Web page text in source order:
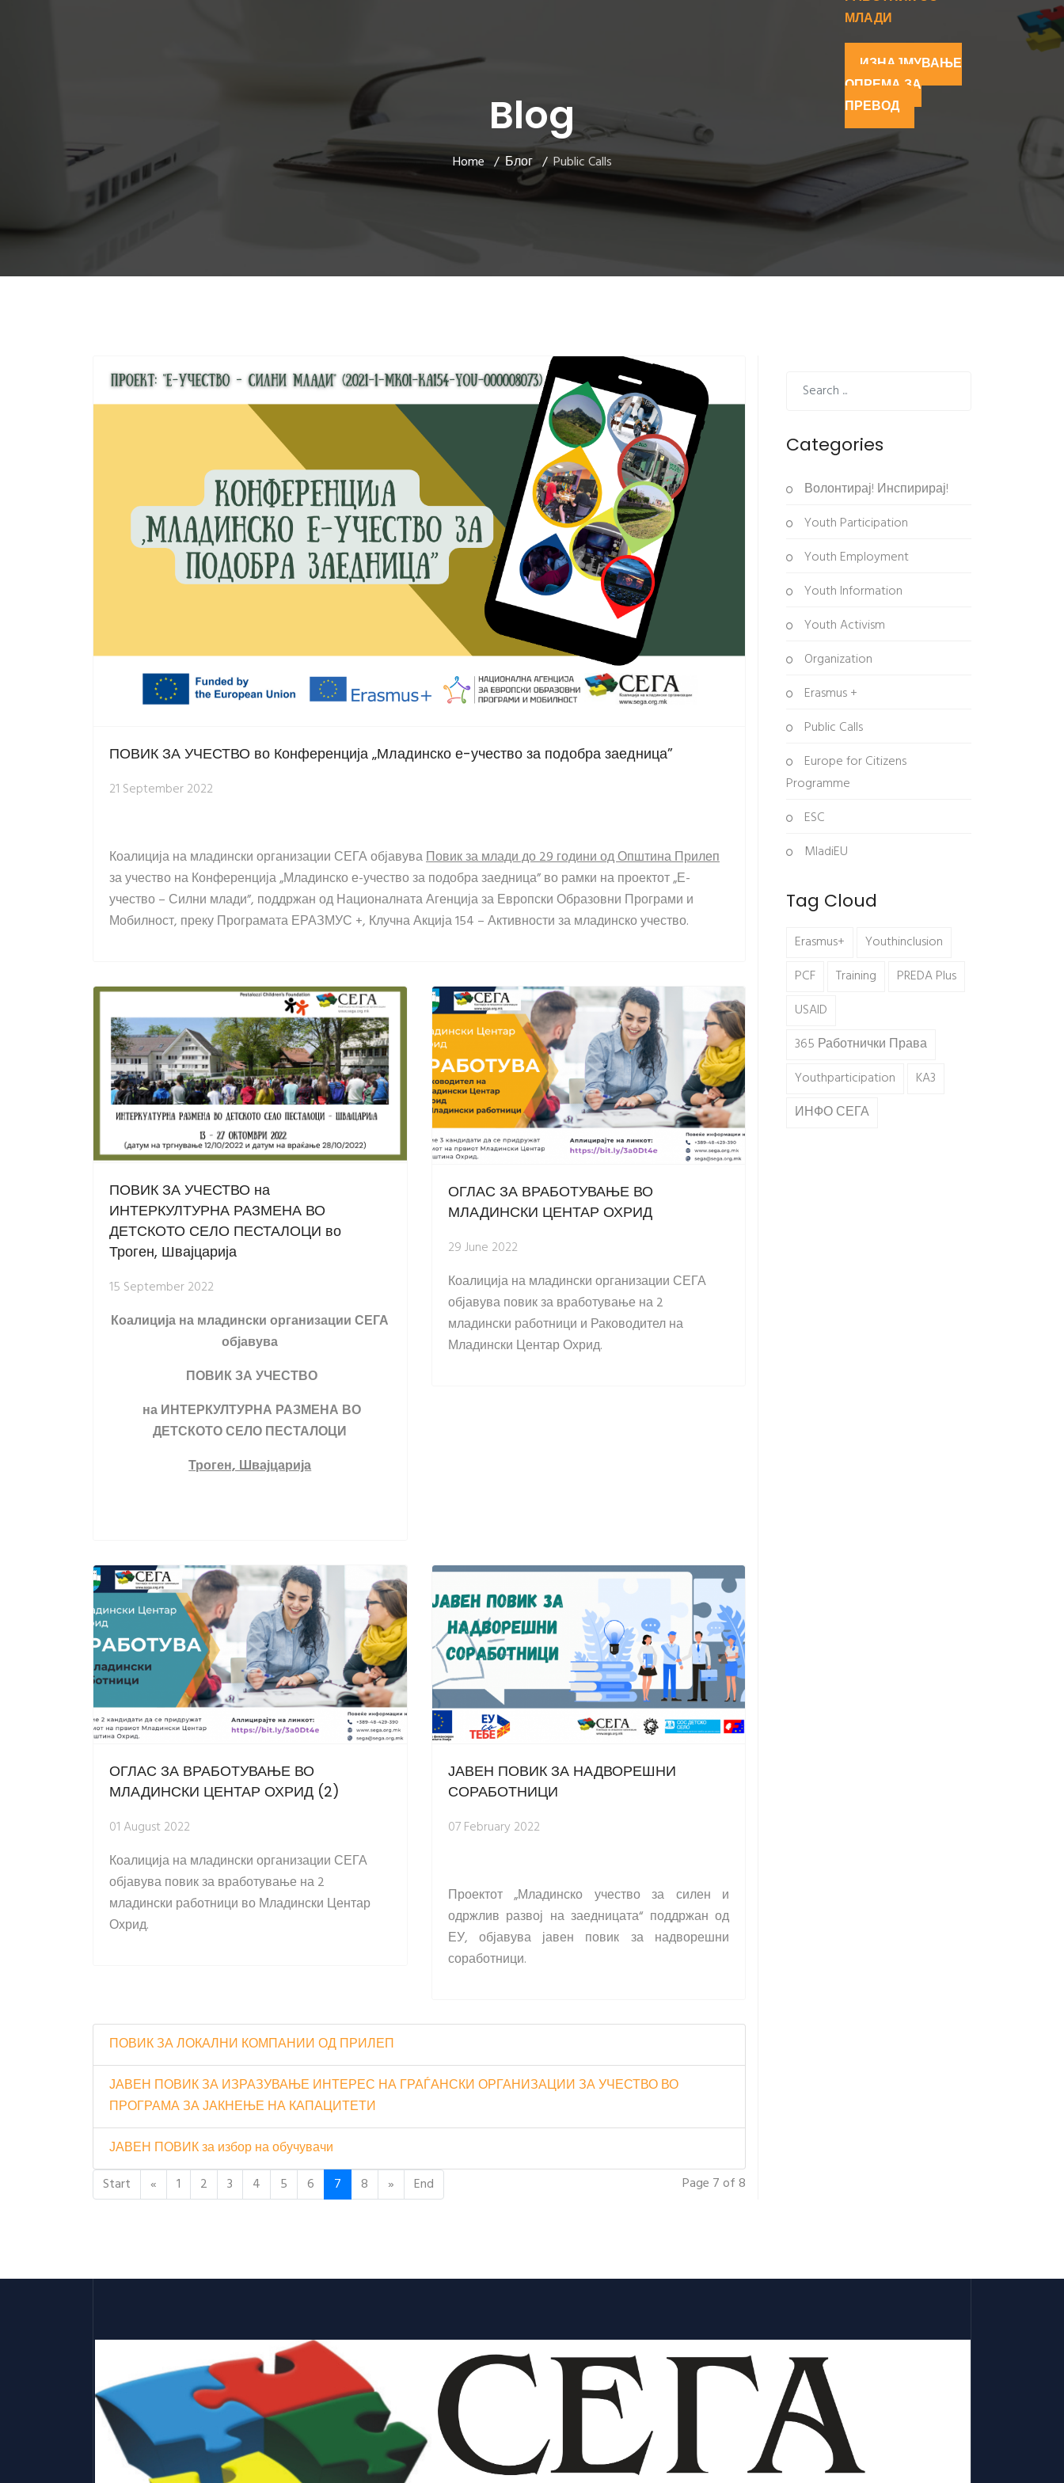
МЛАДИ
ИЗНАЈМУВАЊЕ
ОПРЕМА ЗА
ПРЕВОД
Blog
Home Блог Public Calls
ПОВИК ЗА УЧЕСТВО во Конференција „Младинско е-учество за подобра заедница”
21 September 2022
Коалиција на младински организации СЕГА објавуваПовик замлади до 29 години од Општина Прилеп
за учество на Конференција „Младинско е-учество за подобра заедница” во рамки на проектот „Е-
учество – Силни млади”, поддржан од Националната Агенција за Европски Образовни Програми и
Мобилност, преку Програмата ЕРАЗМУС +, Клучна Акција 154 – Активности за младинско учество.
ПОВИК ЗА УЧЕСТВО на
ИНТЕРКУЛТУРНА РАЗМЕНА ВО
ДЕТСКОТО СЕЛО ПЕСТАЛОЦИ во
Троген, Швајцарија
15 September 2022
Коалиција на младински организации СЕГА
објавува
ПОВИК ЗА УЧЕСТВО
на ИНТЕРКУЛТУРНА РАЗМЕНА ВО
ДЕТСКОТО СЕЛО ПЕСТАЛОЦИ
Троген, Швајцарија
ОГЛАС ЗА ВРАБОТУВАЊЕ ВО
МЛАДИНСКИ ЦЕНТАР ОХРИД
29 June 2022
Коалиција на младински организации СЕГА
објавува повик за вработување на 2
младински работници и Раководител на
Младински Центар Охрид.
ОГЛАС ЗА ВРАБОТУВАЊЕ ВО
МЛАДИНСКИ ЦЕНТАР ОХРИД (2)
01 August 2022
Коалиција на младински организации СЕГА
објавува повик за вработување на 2
младински работници во Младински Центар
Охрид.
ЈАВЕН ПОВИК ЗА НАДВОРЕШНИ
СОРАБОТНИЦИ
07 February 2022
Проектот „Младинско учество за силен и
одржлив развој на заедницата“ поддржан од
ЕУ, објавува јавен повик за надворешни
соработници.
ПОВИК ЗА ЛОКАЛНИ КОМПАНИИ ОД ПРИЛЕП
ЈАВЕН ПОВИК ЗА ИЗРАЗУВАЊЕ ИНТЕРЕС НА ГРАЃАНСКИ ОРГАНИЗАЦИИ ЗА УЧЕСТВО ВО
ПРОГРАМА ЗА ЈАКНЕЊЕ НА КАПАЦИТЕТИ
ЈАВЕН ПОВИК за избор на обучувачи
Start
« 1 2 3 4 5 6 7 8 » End Page 7 of 8
Categories
Волонтирај! Инспирирај!
Youth Participation
Youth Employment
Youth Information
Youth Activism
Organization
Erasmus +
Public Calls
Europe for Citizens
Programme
ESC
MladiEU
Tag Cloud
Erasmus+
Youthinclusion
PCF
Training
PREDA Plus
USAID
365 Работнички Права
Youthparticipation
KA3
ИНФО СЕГА